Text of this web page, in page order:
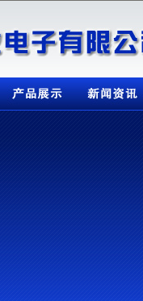
资讯 检测设备